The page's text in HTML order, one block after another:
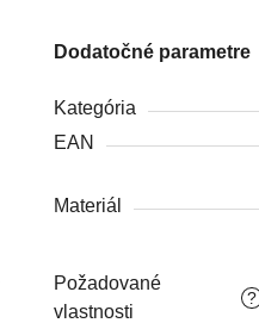
Dodatočné parametre
Kategória
EAN
Materiál
?
Požadované
vlastnosti